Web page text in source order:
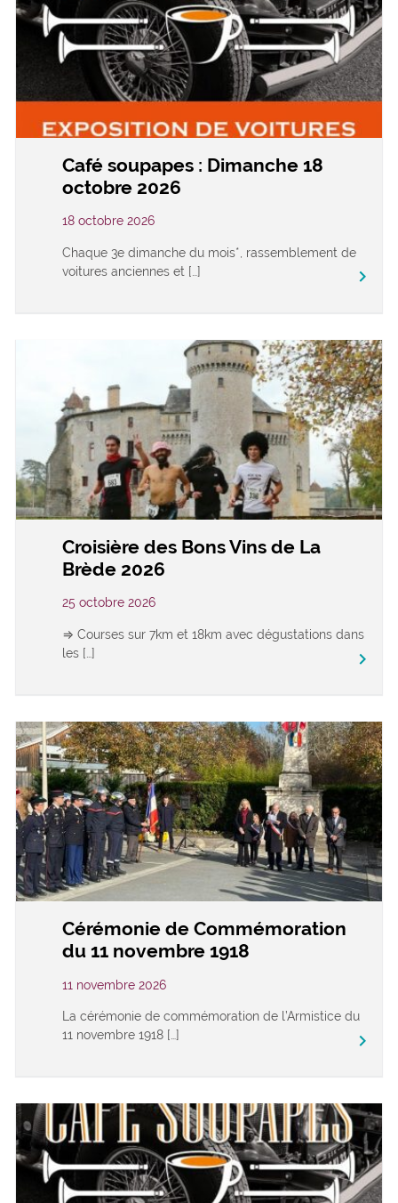
Café soupapes : Dimanche 18
octobre 2026
18 octobre 2026
Chaque 3e dimanche du mois*, rassemblement de
voitures anciennes et […]
keyboard_arrow_right
Croisière des Bons Vins de La
Brède 2026
25 octobre 2026
⇒ Courses sur 7km et 18km avec dégustations dans
les […]
keyboard_arrow_right
Cérémonie de Commémoration
du 11 novembre 1918
11 novembre 2026
La cérémonie de commémoration de l’Armistice du
11 novembre 1918 […]
keyboard_arrow_right